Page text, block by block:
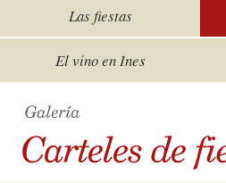
Las fiestas
El vino en Ines